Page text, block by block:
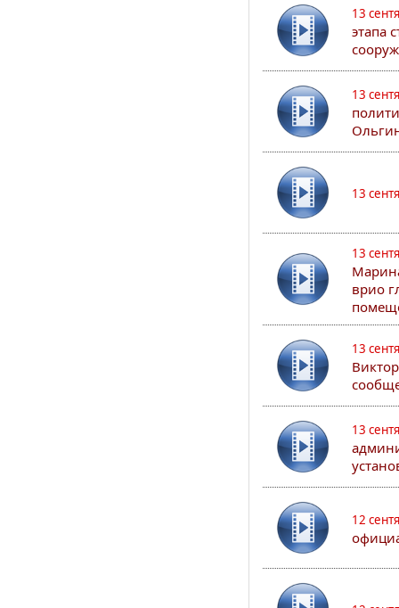
13
этапа
13
13
13
врио
13
13
12